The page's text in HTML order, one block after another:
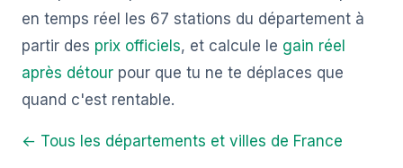
en temps réel les 67 stations du département à
partir des prix officiels, et calcule le gain réel
après détour pour que tu ne te déplaces que
quand c'est rentable.
← Tous les départements et villes de France